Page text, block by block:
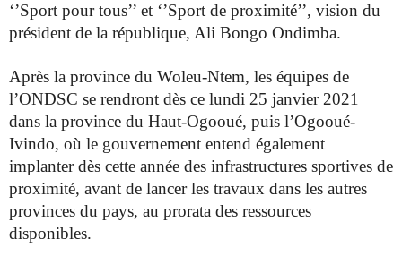
‘’Sport pour tous’’ et ‘’Sport de proximité’’, vision du
président de la république, Ali Bongo Ondimba.
Après la province du Woleu-Ntem, les équipes de
l’ONDSC se rendront dès ce lundi 25 janvier 2021
dans la province du Haut-Ogooué, puis l’Ogooué-
Ivindo, où le gouvernement entend également
implanter dès cette année des infrastructures sportives de
proximité, avant de lancer les travaux dans les autres
provinces du pays, au prorata des ressources
disponibles.